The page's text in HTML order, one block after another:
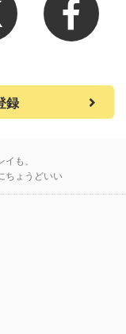
録
も、
ちょうどいい